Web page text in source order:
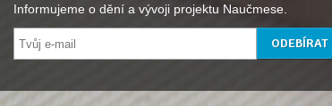
Informujeme o dění a vývoji projektu Naučmese.